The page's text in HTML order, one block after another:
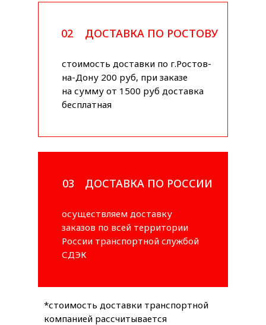
ДОСТАВКА ПО РОСТОВУ
02
стоимость доставки по г.Ростов-
на-Дону 200 руб, при заказе
на сумму от 1500 руб доставка
бесплатная
ДОСТАВКА ПО РОССИИ
03
осуществляем доставку
заказов по всей территории
России транспортной службой
СДЭК
*стоимость доставки транспортной
компанией рассчитывается